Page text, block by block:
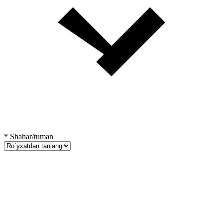
* Shahar/tuman